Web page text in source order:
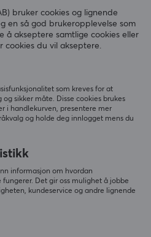
OG SVAR (0)
0%
0%
0%
0%
bruker cookies og lignende
en så god brukeropplevelse som
å akseptere samtlige cookies eller
cookies du vil akseptere.
som kreves for at
sikker måte. Disse cookies brukes
i handlekurven, presentere mer
og holde deg innlogget mens du
informasjon om hvordan
Det gir oss mulighet å jobbe
kundeservice og andre lignende